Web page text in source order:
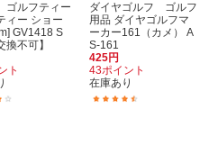
ルフティー
ィー ショー
GV1418 S
換不可】
ト
ダイヤゴルフ ゴルフ
用品 ダイヤゴルフマ
ーカー161（カメ） A
S-161
425円
43ポイント
在庫あり